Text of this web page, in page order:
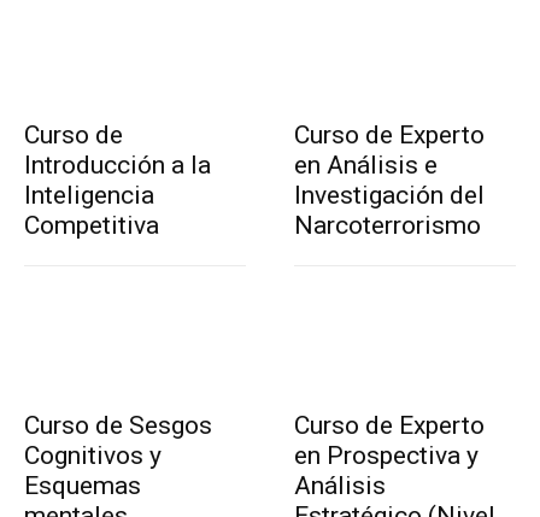
Curso de
Introducción a la
Inteligencia
Competitiva
Curso de Experto
en Análisis e
Investigación del
Narcoterrorismo
Curso de Sesgos
Cognitivos y
Esquemas
Curso de Experto
en Prospectiva y
Análisis